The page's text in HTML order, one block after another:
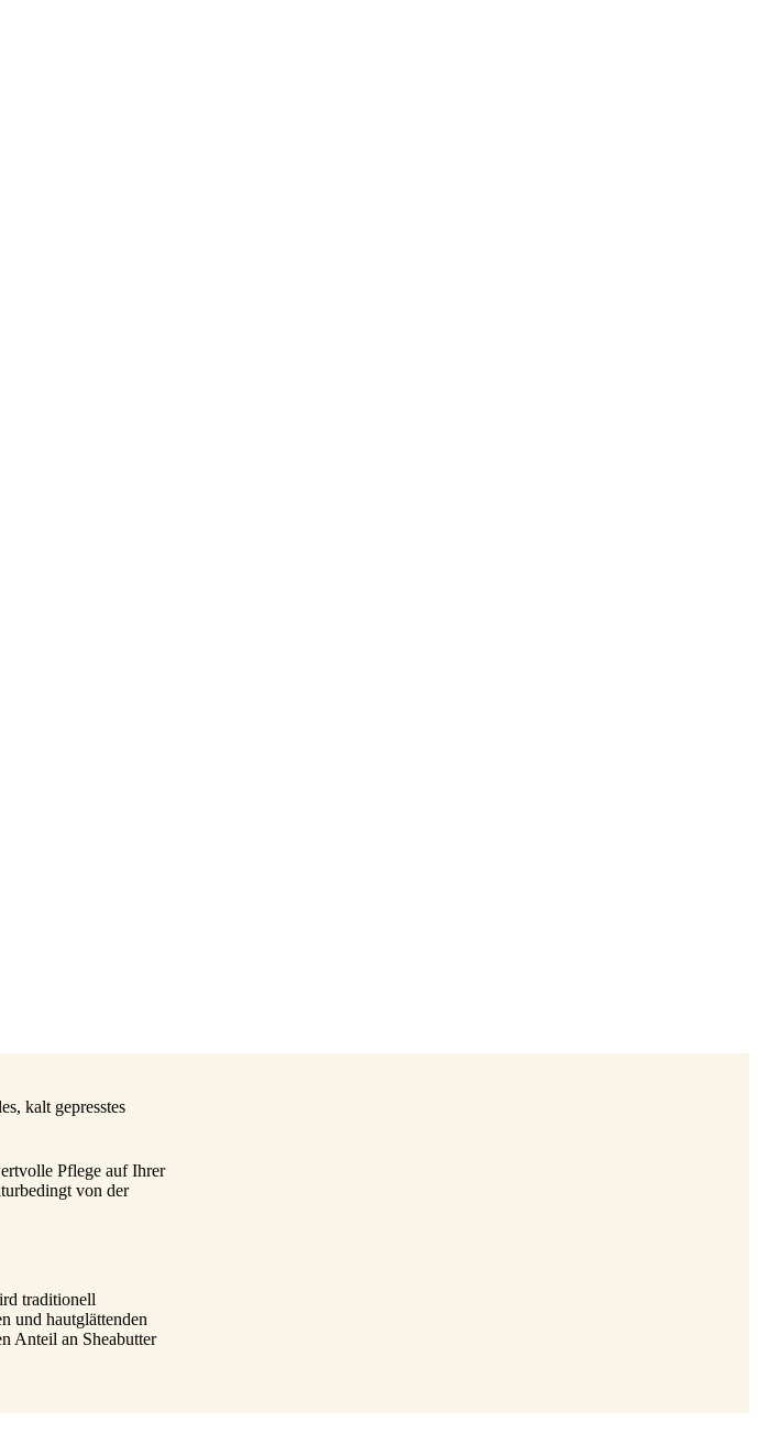
kalt gepresstes
Pflege auf Ihrer
von der
traditionell
und hautglättenden
Anteil an Sheabutter